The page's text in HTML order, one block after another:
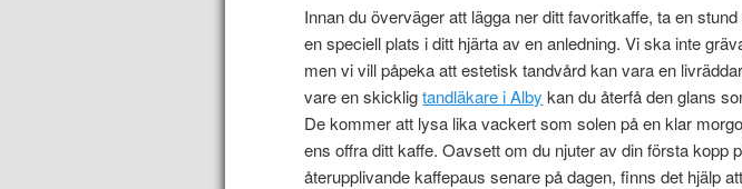
Innan du överväger att lägga ner ditt favoritkaffe, ta en
en speciell plats i ditt hjärta av en anledning. Vi ska inte
men vi vill påpeka att estetisk tandvård kan vara en
vare en skickligtandläkare i Alby kan du återfå den glans
De kommer att lysa lika vackert som solen på en klar
ens offra ditt kaffe. Oavsett om du njuter av din första kopp
återupplivande kaffepaus senare på dagen, finns det hjälp